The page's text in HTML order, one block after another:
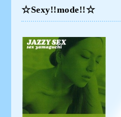
☆Sexy!!mode!!☆